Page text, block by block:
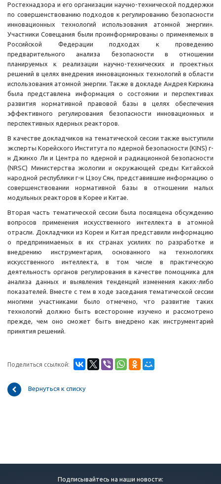
Ростехнадзора и его организации научно-технической поддержки
по совершенствованию подходов к регулированию безопасности
инновационных технологий использования атомной энергии».
Участники Совещания были проинформированы о применяемых в
Российской Федерации подходах к проведению
предварительного анализа безопасности в отношении
планируемых к реализации научно-технических и проектных
решений в целях внедрения инновационных технологий в области
использования атомной энергии. Также в докладе Андрея Киркина
была представлена информация о состоянии и перспективах
развития нормативной правовой базы в целях обеспечения
эффективного регулирования безопасности инновационных и
перспективных ядерных реакторов.
В качестве докладчиков на тематической сессии также выступили
эксперты Корейского Института по ядерной безопасности (KINS) г-
н Джинхо Ли и Центра по ядерной и радиационной безопасности
(NRSC) Министерства экологии и окружающей среды Китайской
народной республики г-н Цзоу Сян, представившие информацию о
совершенствовании нормативной базы в отношении малых
модульных реакторов в Корее и Китае.
Вторая часть тематической сессии была посвящена обсуждению
вопросов применения искусственного интеллекта в атомной
отрасли. Докладчики из Кореи и Китая представили информацию
о предпринимаемых в их странах усилиях по разработке и
внедрению инструментария, основанного на технологиях
искусственного интеллекта, в том числе в практическую
деятельность органов регулирования в качестве помощника для
анализа данных и выявления тенденций изменения каких-либо
показателей. Вместе с тем в ходе заседания тематической сессии
многими участниками было отмечено, что развитие таких
технологий должно быть всесторонне изучено и рассмотрено
прежде, чем оно сможет быть внедрено как инструментарий
принятия решений.
Поделиться ссылкой:
Вернуться к списку
Подписывайтесь на наши новости: